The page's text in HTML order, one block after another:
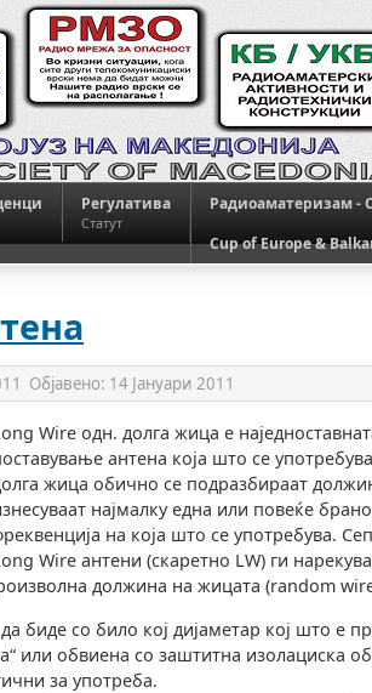
Регулатива
Статут
Радиоаматеризам -
Cup of Europe &
Објавено: 14 Јануари 2011
Wire одн. долга жица e
антена која што се
жица обично се подразбираат
најмалку една или повеќе
на која што се употребува.
Wire антени (скаретно LW) ги
должина на жицата (random
биде со било кој дијаметар кој што е
или обвиена со заштитна изолациска
за употреба.